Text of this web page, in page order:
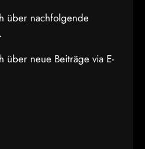
über nachfolgende
über neue Beiträge via E-